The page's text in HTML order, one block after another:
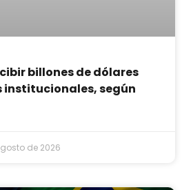
billones de dólares
institucionales, según
de 2026